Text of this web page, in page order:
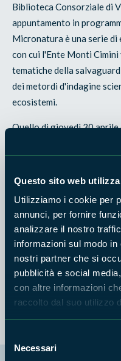
Questo sito web
Utilizziamo i cookie per
annunci, per fornire
analizzare il nostro
informazioni sul modo
nostri partner che si
pubblicità e social
con altre informazioni
raccolto dal suo utilizzo
delNecessari
Biblioteca Consorziale di
appuntamento in
Micronatura è una serie
con cui l'Ente Monti
tematiche della
dei metordi d'indagine
ecosistemi.
Quello di giovedì 30 aprile
parlato di rocce, cristalli
saremo nel capoluogo, in
ma non meno interessante.
INFORMAZIONI
Partecipazione gratuita,
(meglio se whatsapp o